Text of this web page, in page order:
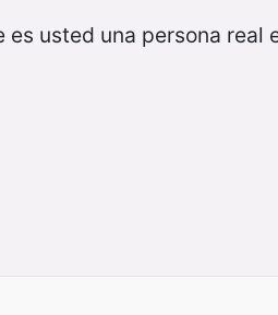
usted una persona